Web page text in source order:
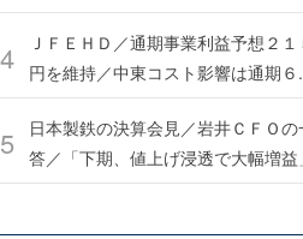
ＪＦＥＨＤ／通期事業利益予想２
円を維持／中東コスト影響は通期６
日本製鉄の決算会見／岩井ＣＦＯ
答／「下期、値上げ浸透で大幅増益